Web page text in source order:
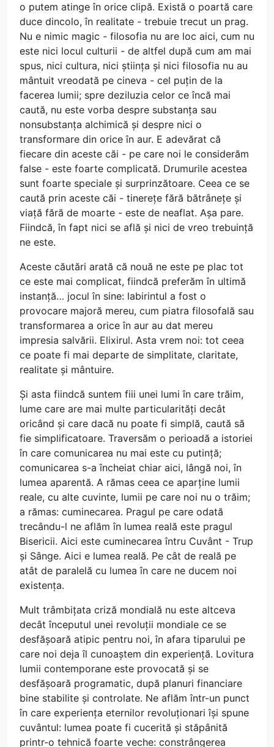
o putem atinge în orice clipă. Există o poartă care
duce dincolo, în realitate - trebuie trecut un prag.
Nu e nimic magic - filosofia nu are loc aici, cum nu
este nici locul culturii - de altfel după cum am mai
spus, nici cultura, nici știința și nici filosofia nu au
mântuit vreodată pe cineva - cel puțin de la
facerea lumii; spre deziluzia celor ce încă mai
caută, nu este vorba despre substanța sau
nonsubstanța alchimică și despre nici o
transformare din orice în aur. E adevărat că
fiecare din aceste căi - pe care noi le considerăm
false - este foarte complicată. Drumurile acestea
sunt foarte speciale și surprinzătoare. Ceea ce se
caută prin aceste căi - tinerețe fără bătrânețe și
viață fără de moarte - este de neaflat. Așa pare.
Fiindcă, în fapt nici se află și nici de vreo trebuință
ne este.
Aceste căutări arată că nouă ne este pe plac tot
ce este mai complicat, fiindcă preferăm în ultimă
instanță… jocul în sine: labirintul a fost o
provocare majoră mereu, cum piatra filosofală sau
transformarea a orice în aur au dat mereu
impresia salvării. Elixirul. Asta vrem noi: tot ceea
ce poate fi mai departe de simplitate, claritate,
realitate și mântuire.
Și asta fiindcă suntem fiii unei lumi în care trăim,
lume care are mai multe particularități decât
oricând și care dacă nu poate fi simplă, caută să
fie simplificatoare. Traversăm o perioadă a istoriei
în care comunicarea nu mai este cu putință;
comunicarea s-a încheiat chiar aici, lângă noi, în
lumea aparentă. A rămas ceea ce aparține lumii
reale, cu alte cuvinte, lumii pe care noi nu o trăim;
a rămas: cuminecarea. Pragul pe care odată
trecându-l ne aflăm în lumea reală este pragul
Bisericii. Aici este cuminecarea întru Cuvânt - Trup
și Sânge. Aici e lumea reală. Pe cât de reală pe
atât de paralelă cu lumea în care ne ducem noi
existența.
Mult trâmbițata criză mondială nu este altceva
decât începutul unei revoluții mondiale ce se
desfășoară atipic pentru noi, în afara tiparului pe
care noi deja îl cunoaștem din experiență. Lovitura
lumii contemporane este provocată și se
desfășoară programatic, după planuri financiare
bine stabilite și controlate. Ne aflăm într-un punct
în care experiența eternilor revoluționari își spune
cuvântul: lumea poate fi cucerită și stăpânită
printr-o tehnică foarte veche: constrângerea